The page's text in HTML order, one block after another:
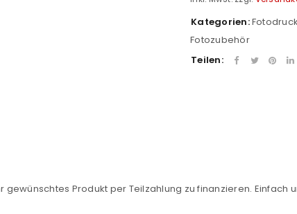
Kategorien:
Fotozubehör
Teilen:
Produkt per Teilzahlung zu finanzieren. Einfach